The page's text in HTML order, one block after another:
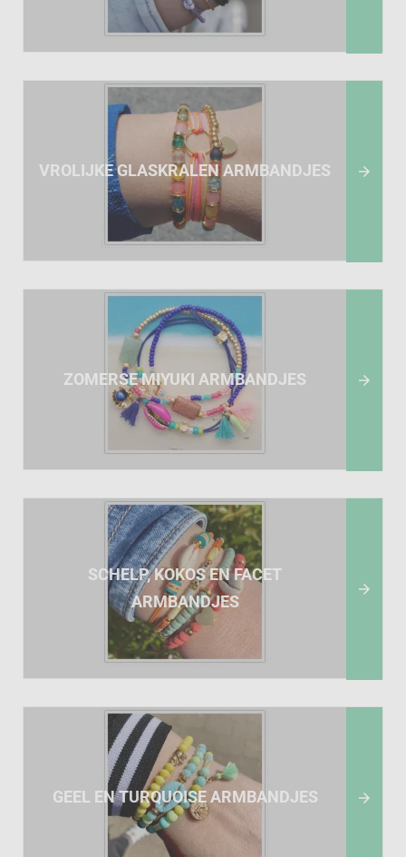
VROLIJKE GLASKRALEN ARMBANDJES 
ZOMERSE MIYUKI ARMBANDJES 
SCHELP, KOKOS EN FACET
ARMBANDJES

GEEL EN TURQUOISE ARMBANDJES 